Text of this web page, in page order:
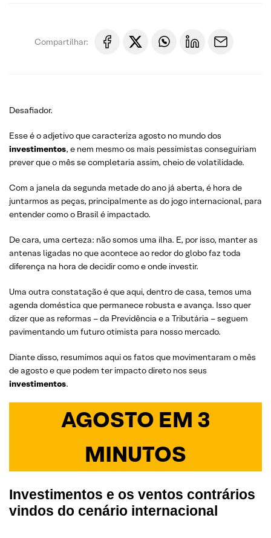
Compartilhar:
Desafiador.
Esse é o adjetivo que caracteriza agosto no mundo dos
investimentos, e nem mesmo os mais pessimistas conseguiriam
prever que o mês se completaria assim, cheio de volatilidade.
Com a janela da segunda metade do ano já aberta, é hora de
juntarmos as peças, principalmente as do jogo internacional, para
entender como o Brasil é impactado.
De cara, uma certeza: não somos uma ilha. E, por isso, manter as
antenas ligadas no que acontece ao redor do globo faz toda
diferença na hora de decidir como e onde investir.
Uma outra constatação é que aqui, dentro de casa, temos uma
agenda doméstica que permanece robusta e avança. Isso quer
dizer que as reformas – da Previdência e a Tributária – seguem
pavimentando um futuro otimista para nosso mercado.
Diante disso, resumimos aqui os fatos que movimentaram o mês
de agosto e que podem ter impacto direto nos seus
investimentos.
AGOSTO EM 3
MINUTOS
Investimentos e os ventos contrários
vindos do cenário internacional